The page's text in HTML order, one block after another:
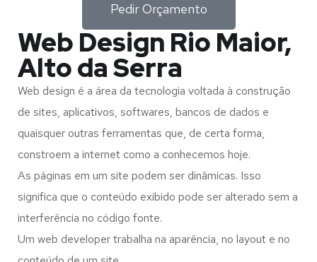
Pedir Orçamento
Web Design Rio Maior,
Alto da Serra
Web design é a área da tecnologia voltada à construção
de sites, aplicativos, softwares, bancos de dados e
quaisquer outras ferramentas que, de certa forma,
constroem a internet como a conhecemos hoje.
As páginas em um site podem ser dinâmicas. Isso
significa que o conteúdo exibido pode ser alterado sem a
interferência no código fonte.
Um web developer trabalha na aparência, no layout e no